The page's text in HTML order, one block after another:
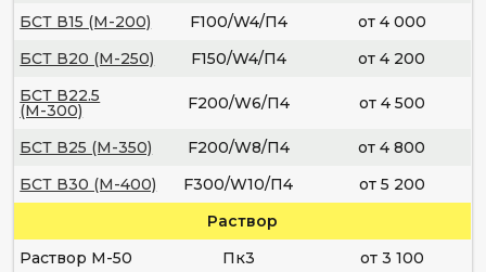
БСТ В15 (М-200)
F100/W4/П4
от 4 000
БСТ В20 (М-250)
F150/W4/П4
от 4 200
БСТ В22.5
(М-300) F200/W6/П4 от 4 500
БСТ В25 (М-350) F200/W8/П4
от 4 800
БСТ В30 (М-400)
F300/W10/П4
от 5 200
Раствор
Раствор М-50
Пк3
от 3 100